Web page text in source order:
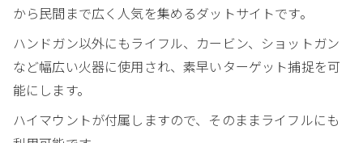
から民間まで広く人気を集めるダットサイトです。
ハンドガン以外にもライフル、カービン、ショットガン
など幅広い火器に使用され、素早いターゲット捕捉を可
能にします。
ハイマウントが付属しますので、そのままライフルにも